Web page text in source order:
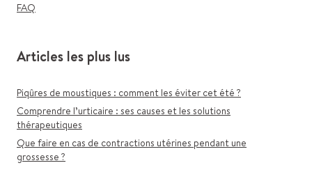
FAQ
Articles les plus lus
Piqûres de moustiques : comment les éviter cet été ?
Comprendre l’urticaire : ses causes et les solutions
thérapeutiques
Que faire en cas de contractions utérines pendant une
grossesse ?